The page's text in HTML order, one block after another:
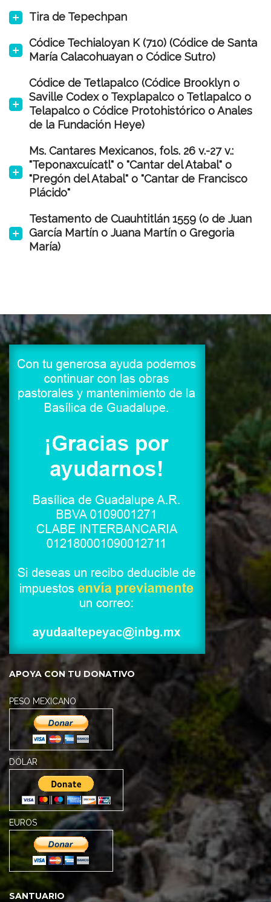
Tira de Tepechpan
Códice Techialoyan K (710) (Códice de Santa
María Calacohuayan o Códice Sutro)
Códice de Tetlapalco (Códice Brooklyn o
Saville Codex o Texplapalco o Tetlapalco o
Telapalco o Códice Protohistórico o Anales
de la Fundación Heye)
Ms. Cantares Mexicanos, fols. 26 v.-27 v.:
"Teponaxcuícatl" o "Cantar del Atabal" o
"Pregón del Atabal" o "Cantar de Francisco
Plácido"
Testamento de Cuauhtitlán 1559 (o de Juan
García Martín o Juana Martín o Gregoria
María)
APOYA CON TU DONATIVO
PESO MEXICANO
DÓLAR
EUROS
SANTUARIO